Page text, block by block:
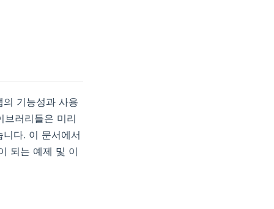
기능성과 사용
브러리들은 미리
다. 이 문서에서
되는 예제 및 이